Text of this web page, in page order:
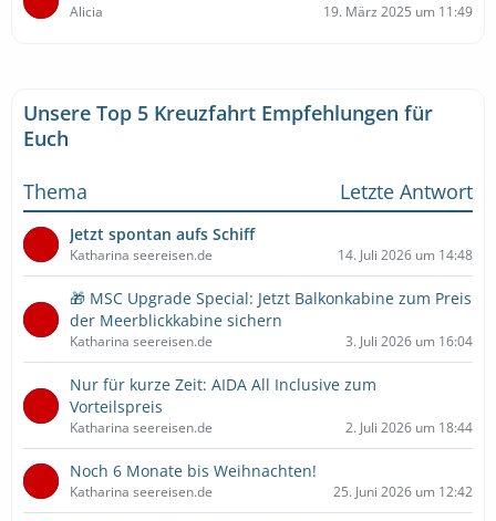
Alicia 19. März 2025 um 11:49
Unsere Top 5 Kreuzfahrt Empfehlungen für
Euch
Thema
Letzte Antwort
Jetzt spontan aufs Schiff
Katharina seereisen.de 14. Juli 2026 um 14:48
🎁 MSC Upgrade Special: Jetzt Balkonkabine zum Preis
der Meerblickkabine sichern
Katharina seereisen.de 3. Juli 2026 um 16:04
Nur für kurze Zeit: AIDA All Inclusive zum
Vorteilspreis
Katharina seereisen.de 2. Juli 2026 um 18:44
Noch 6 Monate bis Weihnachten!
Katharina seereisen.de 25. Juni 2026 um 12:42